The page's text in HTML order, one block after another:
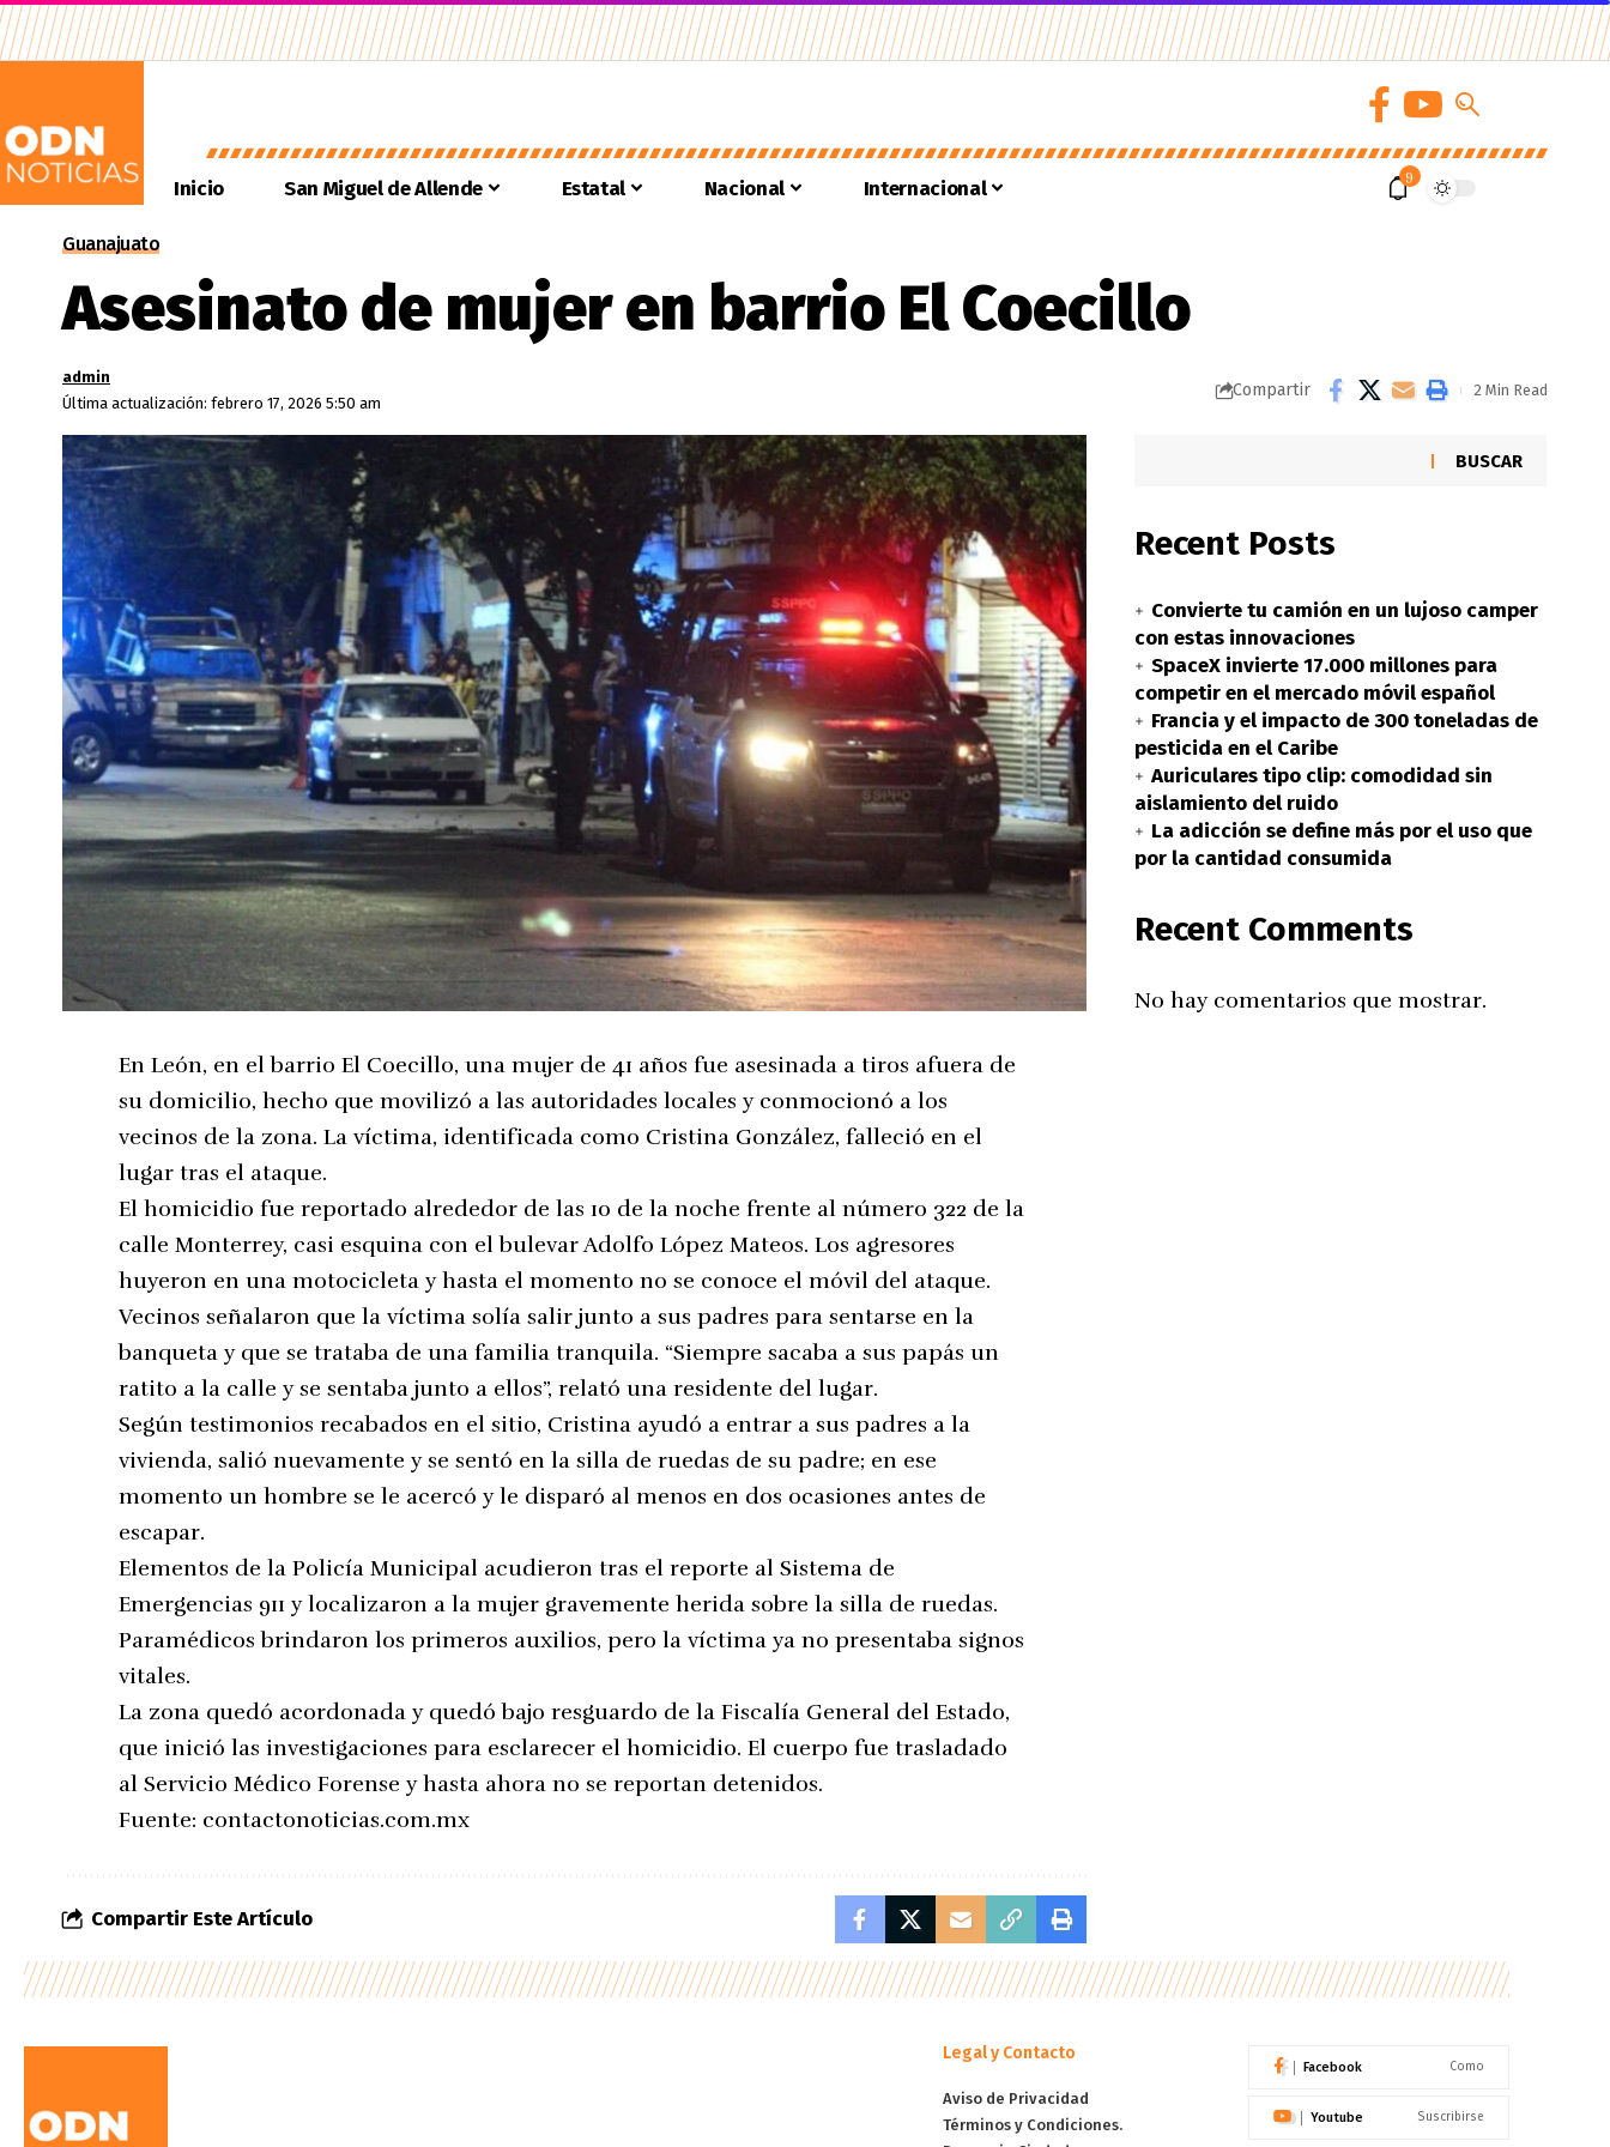
Inicio San Miguel de Allende Estatal Nacional Internacional 9
Guanajuato
Asesinato de mujer en barrio El Coecillo
Última actualización: febrero 17, 2026 5:50 am
admin
Compartir 2 Min Read
En León, en el barrio El Coecillo, una mujer de 41 años fue asesinada a tiros afuera de
su domicilio, hecho que movilizó a las autoridades locales y conmocionó a los
vecinos de la zona. La víctima, identificada como Cristina González, falleció en el
lugar tras el ataque.
El homicidio fue reportado alrededor de las 10 de la noche frente al número 322 de la
calle Monterrey, casi esquina con el bulevar Adolfo López Mateos. Los agresores
huyeron en una motocicleta y hasta el momento no se conoce el móvil del ataque.
Vecinos señalaron que la víctima solía salir junto a sus padres para sentarse en la
banqueta y que se trataba de una familia tranquila. “Siempre sacaba a sus papás un
ratito a la calle y se sentaba junto a ellos”, relató una residente del lugar.
Según testimonios recabados en el sitio, Cristina ayudó a entrar a sus padres a la
vivienda, salió nuevamente y se sentó en la silla de ruedas de su padre; en ese
momento un hombre se le acercó y le disparó al menos en dos ocasiones antes de
escapar.
Elementos de la Policía Municipal acudieron tras el reporte al Sistema de
Emergencias 911 y localizaron a la mujer gravemente herida sobre la silla de ruedas.
Paramédicos brindaron los primeros auxilios, pero la víctima ya no presentaba signos
vitales.
La zona quedó acordonada y quedó bajo resguardo de la Fiscalía General del Estado,
que inició las investigaciones para esclarecer el homicidio. El cuerpo fue trasladado
al Servicio Médico Forense y hasta ahora no se reportan detenidos.
Fuente: contactonoticias.com.mx
Compartir Este Artículo
BUSCAR
Recent Posts
Convierte tu camión en un lujoso camper
con estas innovaciones
SpaceX invierte 17.000 millones para
competir en el mercado móvil español
Francia y el impacto de 300 toneladas de
pesticida en el Caribe
Auriculares tipo clip: comodidad sin
aislamiento del ruido
La adicción se define más por el uso que
por la cantidad consumida
Recent Comments
No hay comentarios que mostrar.
Legal y Contacto
Aviso de Privacidad
Términos y Condiciones.
Facebook Como
Youtube Suscribirse